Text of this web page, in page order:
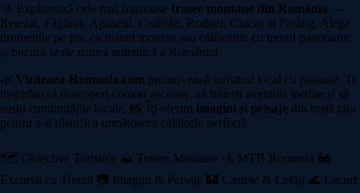
🚵 Explorează cele mai frumoase trasee montane din România —
Retezat, Făgăraș, Apuseni, Ceahlău, Rodnei, Ciucaș și Parâng. Alege
drumețiile pe jos, ciclismul montan sau călătoriile cu trenul panoramic
și bucură-te de natura autentică a României.
🌿 Viziteaza-Romania.com promovează turismul local cu pasiune. Te
inspirăm să descoperi comori ascunse, să trăiești aventuri inedite și să
susții comunitățile locale. 📸 Îți oferim imagini și peisaje din toată țara
pentru a-ți planifica următoarea călătorie perfectă.
🗺️ Obiective Turistice ⛰️ Trasee Montane 🚵 MTB Romania 🚂
Excursii cu Trenul 📷 Imagini & Peisaje 🏰 Castele & Cetăți 🌊 Lacuri